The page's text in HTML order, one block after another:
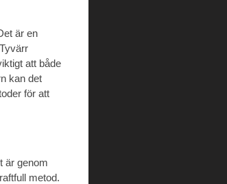
är en
att både
kan det
för att
är genom
metod.